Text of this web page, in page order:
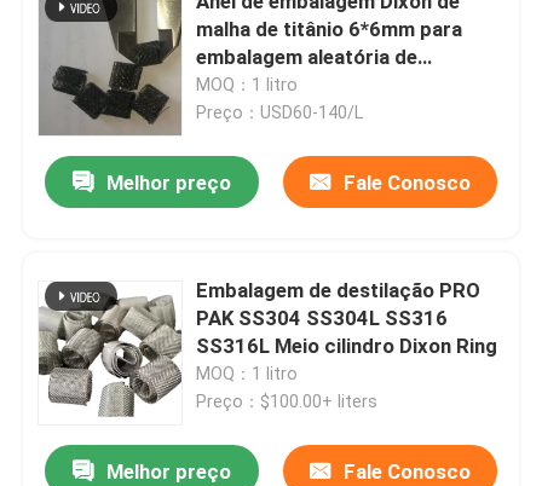
malha de titânio 6*6mm para
embalagem aleatória de
laboratório
MOQ：1 litro
Preço：USD60-140/L
Melhor preço Fale Conosco
Embalagem de destilação PRO
PAK SS304 SS304L SS316
SS316L Meio cilindro Dixon Ring
MOQ：1 litro
Preço：$100.00+ liters
Melhor preço Fale Conosco